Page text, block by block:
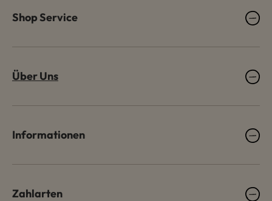
Shop Service
Über Uns
Informationen
Zahlarten